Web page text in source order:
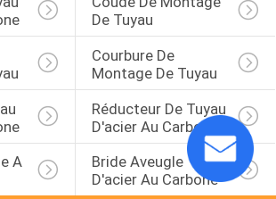
De Tuyau
Courbure De
Montage De Tuyau
Réducteur De Tuyau
D'acier Au Carbone
A
Bride Aveugle
D'acier Au Carbone